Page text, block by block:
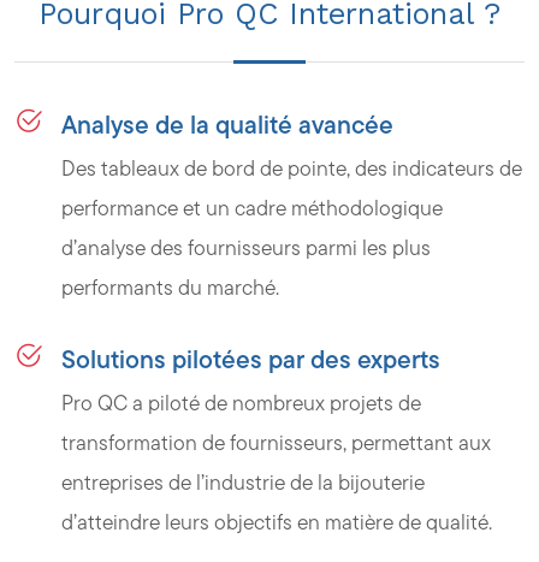
Pourquoi Pro QC International ?
Analyse de la qualité avancée
Des tableaux de bord de pointe, des indicateurs de
performance et un cadre méthodologique
d’analyse des fournisseurs parmi les plus
performants du marché.
Solutions pilotées par des experts
Pro QC a piloté de nombreux projets de
transformation de fournisseurs, permettant aux
entreprises de l’industrie de la bijouterie
d’atteindre leurs objectifs en matière de qualité.